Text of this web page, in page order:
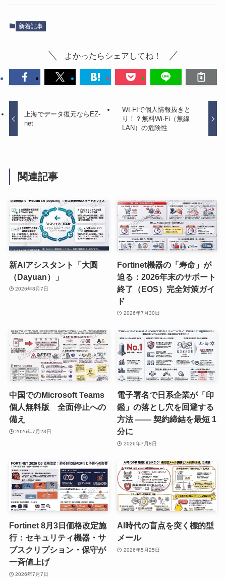
新着記事
よかったらシェアしてね！
上海でデータ復元ならEZ-
net
WI-FIで個人情報抜きと
り！？無料Wi-Fi（無線
LAN）の危険性
関連記事
新AIアシスタント「大圆
（Dayuan）」
2026年8月7日
Fortinet機器の「寿命」が
迫る：2026年末のサポート
終了（EOS）完全対策ガイ
ド
2026年7月30日
中国でのMicrosoft Teams
個人無料版 全面停止への
備え
2026年7月23日
電子署名で日系企業が「印
鑑」の落とし穴を回避する
方法 —— 契約締結を最短 1
分に
2026年7月8日
Fortinet 8月3日価格改定施
行：セキュリティ機器・サ
ブスクリプション・保守が
一斉値上げ
2026年7月7日
AI時代の盲点を突く標的型
メール
2026年5月25日